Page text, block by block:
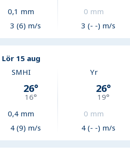
0,1 mm
3 (6) m/s
0 mm
3 (- -) m/s
Lör 15 aug
SMHI
26°
16°
0,4 mm
4 (9) m/s
Yr
26°
19°
0 mm
4 (- -) m/s